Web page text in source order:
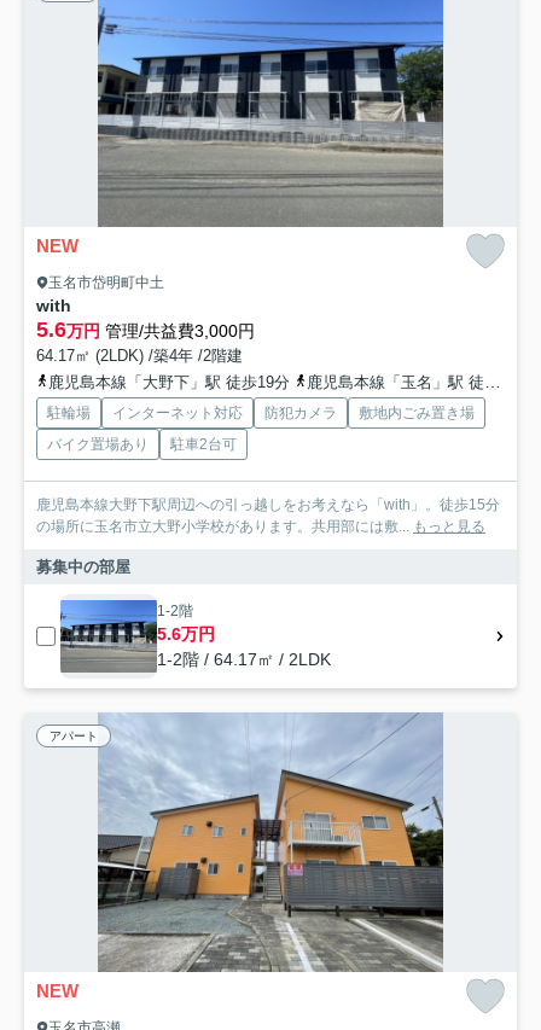
NEW
玉名市岱明町中土
with
5.6万円 管理/共益費3,000円
64.17㎡ (2LDK) /築4年 /2階建
鹿児島本線「大野下」駅 徒歩19分
鹿児島本線「玉名」駅 徒歩49分
駐輪場 インターネット対応 防犯カメラ
敷地内ごみ置き場
バイク置場あり
駐車2台可
鹿児島本線大野下駅周辺への引っ越しをお考えなら「with」。徒歩15分
の場所に玉名市立大野小学校があります。共用部には敷... もっと見る
募集中の部屋
1-2階
5.6万円
1-2階 / 64.17㎡ / 2LDK
アパート
NEW